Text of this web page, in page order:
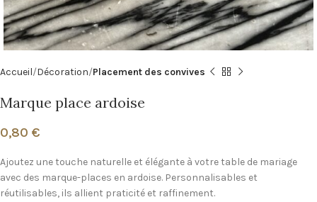
Accueil Décoration Placement des convives
Marque place ardoise
0,80 €
Ajoutez une touche naturelle et élégante à votre table de mariage
avec des marque-places en ardoise. Personnalisables et
réutilisables, ils allient praticité et raffinement.